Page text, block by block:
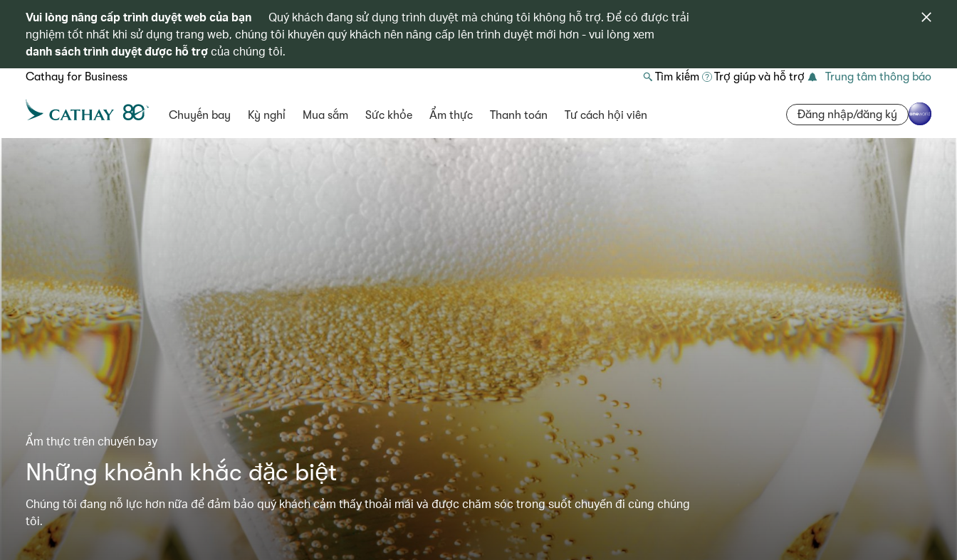
Vui lòng nâng cấp trình duyệt web của bạn
Quý khách đang sử dụng trình duyệt mà chúng tôi không hỗ trợ. Để có được trải
nghiệm tốt nhất khi sử dụng trang web, chúng tôi khuyên quý khách nên nâng cấp lên trình duyệt mới hơn - vui lòng xem
danh sách trình duyệt được hỗ trợcủa chúng tôi.
Cathay for Business Tìm kiếm Trợ giúp và hỗ trợ Trung tâm thông báo
Chuyến bay Kỳ nghỉ Mua sắm Sức khỏe Ẩm thực Thanh toán Tư cách hội viên Đăng nhập/đăng ký
Ẩm thực trên chuyến bay
Những khoảnh khắc đặc biệt
Chúng tôi đang nỗ lực hơn nữa để đảm bảo quý khách cảm thấy thoải mái và được chăm sóc trong suốt chuyến đi cùng chúng
tôi.